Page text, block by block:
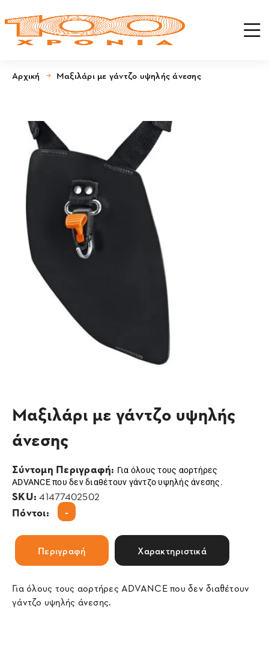
Αρχική Μαξιλάρι με γάντζο υψηλής άνεσης
Μαξιλάρι με γάντζο υψηλής
άνεσης
Σύντομη Περιγραφή: Για όλους τους αορτήρες
ADVANCE που δεν διαθέτουν γάντζο υψηλής άνεσης.
SKU:41477402502
Πόντοι: -
Περιγραφή Χαρακτηριστικά
Για όλους τους αορτήρες ADVANCE που δεν διαθέτουν
γάντζο υψηλής άνεσης.